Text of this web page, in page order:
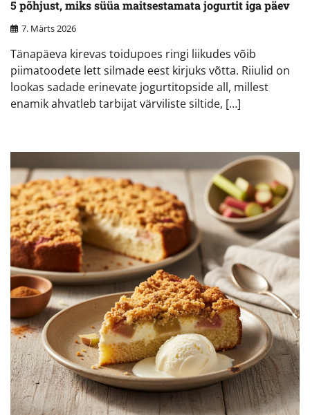
5 põhjust, miks süüa maitsestamata jogurtit iga päev
7. Märts 2026
Tänapäeva kirevas toidupoes ringi liikudes võib
piimatoodete lett silmade eest kirjuks võtta. Riiulid on
lookas sadade erinevate jogurtitopside all, millest
enamik ahvatleb tarbijat värviliste siltide, […]